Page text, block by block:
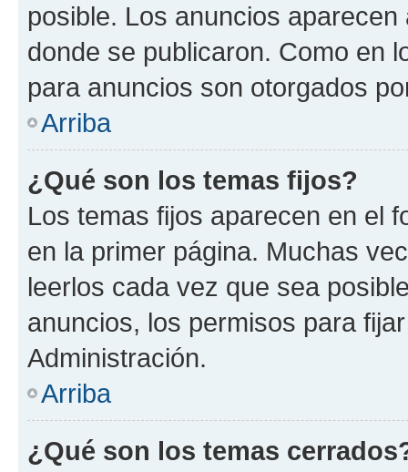
posible. Los anuncios
donde se publicaron. Como en
para anuncios son otorgados
Arriba
¿Qué son los temas fijos?
Los temas fijos aparecen en el
en la primer página. Muchas
leerlos cada vez que sea
anuncios, los permisos para
Administración.
Arriba
¿Qué son los temas